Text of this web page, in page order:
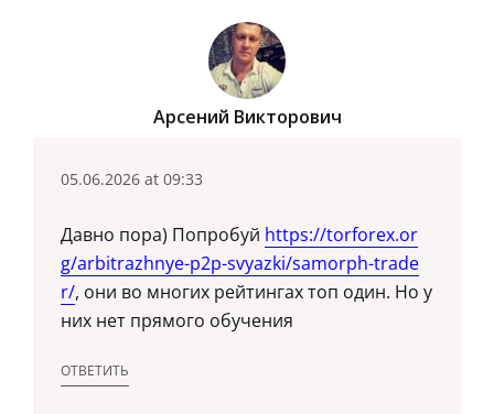
Арсений Викторович
05.06.2026 at 09:33
Давно пора) Попробуй https://torforex.or
g/arbitrazhnye-p2p-svyazki/samorph-trade
r/, они во многих рейтингах топ один. Но у
них нет прямого обучения
ОТВЕТИТЬ